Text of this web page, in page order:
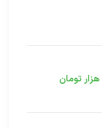
هزار تومان